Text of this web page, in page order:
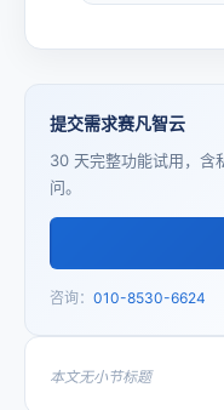
提交需求赛凡智云
30 天完整功能试用，含
问。
咨询： 010-8530-6624
本文无小节标题